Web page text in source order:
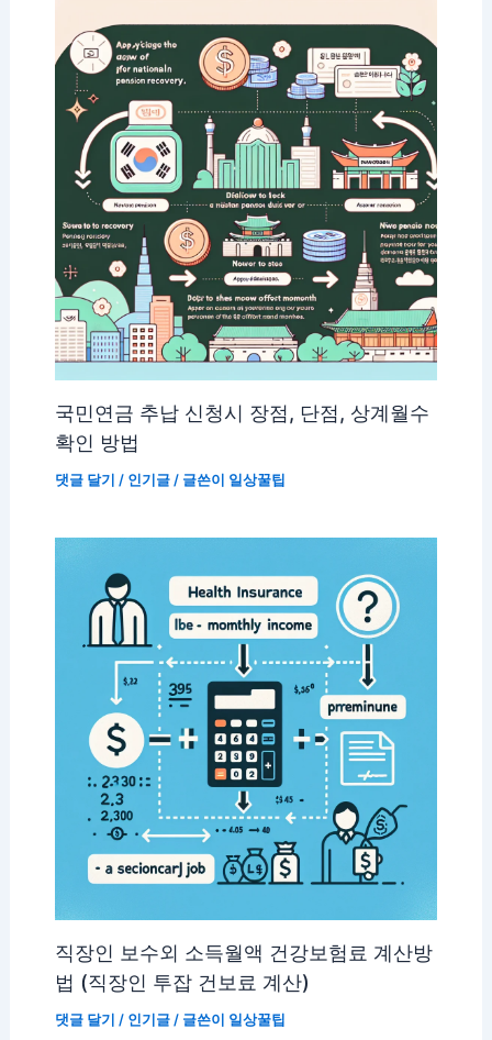
국민연금 추납 신청시 장점, 단점, 상계월수
확인 방법
댓글 달기 / 인기글/ 글쓴이 일상꿀팁
직장인 보수외 소득월액 건강보험료 계산방
법 (직장인 투잡 건보료 계산)
댓글 달기 / 인기글/ 글쓴이 일상꿀팁